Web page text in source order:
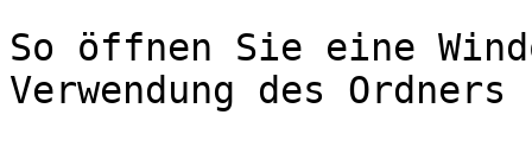
So öffnen Sie eine
Verwendung des